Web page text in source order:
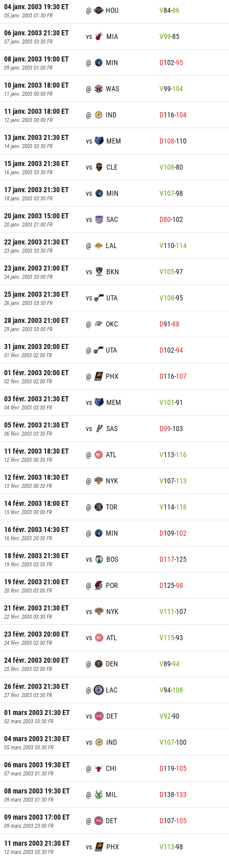
04 janv. 2003 19:30ET
05 janv. 2003 01:30 FR
@ HOU V84-86
06 janv. 2003 21:30ET
07 janv. 2003 03:30 FR
vs MIA V99-85
08 janv. 2003 19:00ET
09 janv. 2003 01:00 FR
@ MIN D102-95
10 janv. 2003 18:00ET
11 janv. 2003 00:00 FR
@ WAS V99-104
11 janv. 2003 18:00ET
12 janv. 2003 00:00 FR
@ IND D116-104
13 janv. 2003 21:30ET
14 janv. 2003 03:30 FR
vs MEM D108-110
15 janv. 2003 21:30ET
16 janv. 2003 03:30 FR
vs CLE V108-80
17 janv. 2003 21:30ET
18 janv. 2003 03:30 FR
vs MIN V107-98
20 janv. 2003 15:00ET
20 janv. 2003 21:00 FR
vs SAC D80-102
22 janv. 2003 21:30ET
23 janv. 2003 03:30 FR
@ LAL V110-114
23 janv. 2003 21:00ET
24 janv. 2003 03:00 FR
vs BKN V105-97
25 janv. 2003 21:30ET
26 janv. 2003 03:30 FR
vs UTA V108-95
28 janv. 2003 21:00ET
29 janv. 2003 03:00 FR
@ OKC D91-88
31 janv. 2003 20:00ET
01 févr. 2003 02:00 FR
@ UTA D102-94
01 févr. 2003 20:00ET
02 févr. 2003 02:00 FR
@ PHX D116-107
03 févr. 2003 21:30ET
04 févr. 2003 03:30 FR
vs MEM V101-91
05 févr. 2003 21:30ET
06 févr. 2003 03:30 FR
vs SAS D99-103
11 févr. 2003 18:30ET
12 févr. 2003 00:30 FR
@ ATL V113-116
12 févr. 2003 18:30ET
13 févr. 2003 00:30 FR
@ NYK V107-113
14 févr. 2003 18:00ET
15 févr. 2003 00:00 FR
@ TOR V114-118
16 févr. 2003 14:30ET
16 févr. 2003 20:30 FR
@ MIN D109-102
18 févr. 2003 21:30ET
19 févr. 2003 03:30 FR
vs BOS D117-125
19 févr. 2003 21:00ET
20 févr. 2003 03:00 FR
@ POR D125-98
21 févr. 2003 21:30ET
22 févr. 2003 03:30 FR
vs NYK V111-107
23 févr. 2003 20:00ET
24 févr. 2003 02:00 FR
vs ATL V115-93
24 févr. 2003 20:00ET
25 févr. 2003 02:00 FR
@ DEN V89-94
26 févr. 2003 21:30ET
27 févr. 2003 03:30 FR
@ LAC V94-108
01 mars 2003 21:30ET
02 mars 2003 03:30 FR
vs DET V92-90
04 mars 2003 21:30ET
05 mars 2003 03:30 FR
vs IND V107-100
06 mars 2003 19:30ET
07 mars 2003 01:30 FR
@ CHI D119-105
08 mars 2003 19:30ET
09 mars 2003 01:30 FR
@ MIL D138-133
09 mars 2003 17:00ET
09 mars 2003 23:00 FR
@ DET D107-105
11 mars 2003 21:30ET
12 mars 2003 03:30 FR
vs PHX V113-98